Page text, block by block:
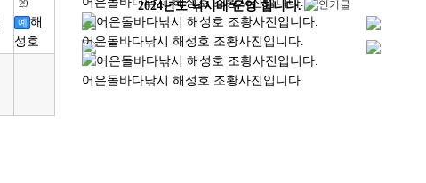
29
예 해
성호
어은돌바다낚시 해성호 조황사진입니다.
어은돌바다낚시 해성호 조황사진입니다.
2024년도 낚시배 운영 합니다.